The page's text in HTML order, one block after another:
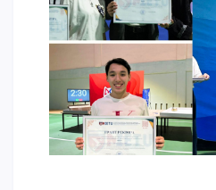
Напутствие
Международная программа АССА
Проживание и общежития
Кампус-тур
International studying
METU Courses